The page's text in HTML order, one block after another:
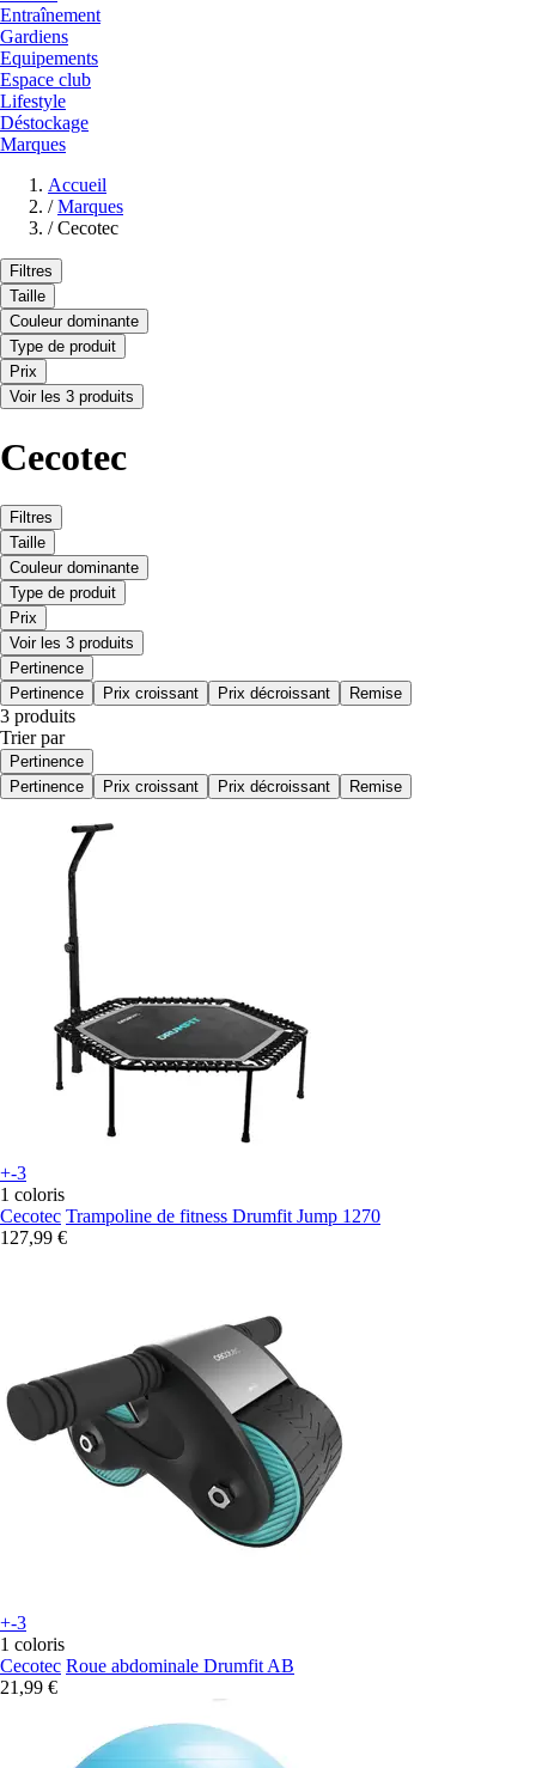
Entraînement
Gardiens
Equipements
Espace club
Lifestyle
Déstockage
Marques
Accueil
/ Marques
/ Cecotec
Filtres
Taille
Couleur dominante
Type de produit
Prix
Voir les 3 produits
Cecotec
Filtres
Taille
Couleur dominante
Type de produit
Prix
Voir les 3 produits
Pertinence
Pertinence
Prix croissant Prix décroissant Remise
3 produits
Trier par
Pertinence
Pertinence
Prix croissant Prix décroissant Remise
+-3
1 coloris
Cecotec Trampoline de fitness Drumfit Jump 1270
127,99 €
+-3
1 coloris
Cecotec Roue abdominale Drumfit AB
21,99 €